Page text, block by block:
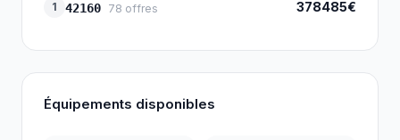
1 42160 78 offres 378485€
Équipements disponibles